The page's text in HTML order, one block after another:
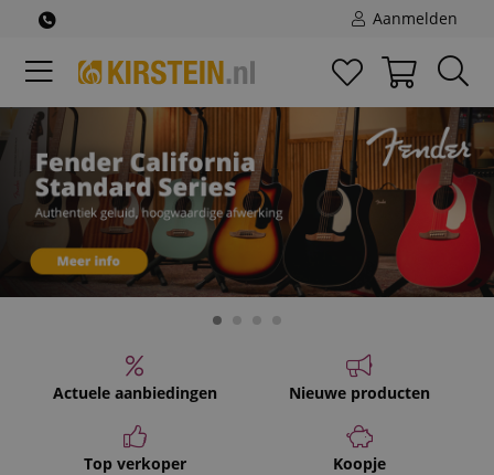
Aanmelden
Actuele aanbiedingen Nieuwe producten
Top verkoper Koopje